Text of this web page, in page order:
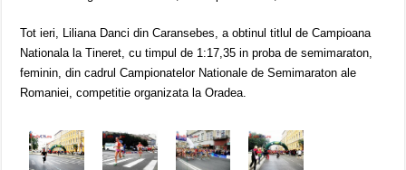
Tot ieri, Liliana Danci din Caransebes, a obtinul titlul de Campioana
Nationala la Tineret, cu timpul de 1:17,35 in proba de semimaraton,
feminin, din cadrul Campionatelor Nationale de Semimaraton ale
Romaniei, competitie organizata la Oradea.